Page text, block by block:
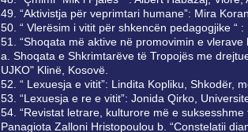
49. “Aktivistja për veprimtari humane”: Mira
50. “ Vlerësim i vitit për shkencën pedagogjike “
51. “Shoqata mё aktive nё promovimin e vlerave
a. Shoqata e Shkrimtarëve të Tropojës me
UJKO" Klinë, Kosovë.
52. “ Lexuesja e vitit”: Lindita Kopliku, Shkodër,
53. “Lexuesja e re e vitit”: Jonida Qirko,
54. “Revistat letrare, kulturore më e
Panagiota Zalloni Hristopoulou b. “Constelatii